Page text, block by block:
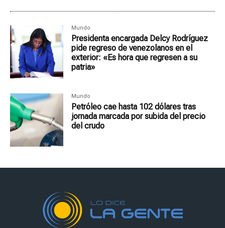
Mundo
Presidenta encargada Delcy Rodríguez
pide regreso de venezolanos en el
exterior: «Es hora que regresen a su
patria»
Mundo
Petróleo cae hasta 102 dólares tras
jornada marcada por subida del precio
del crudo